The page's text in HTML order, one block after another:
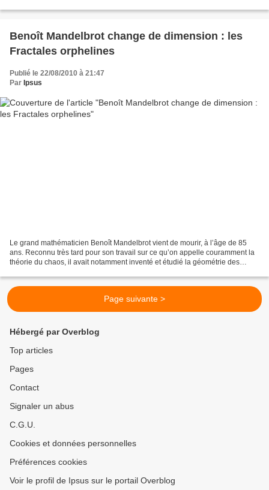
Benoît Mandelbrot change de dimension : les
Fractales orphelines
Publié le 22/08/2010 à 21:47
Par Ipsus
Le grand mathématicien Benoît Mandelbrot vient de mourir, à l’âge de 85
ans. Reconnu très tard pour son travail sur ce qu’on appelle couramment la
théorie du chaos, il avait notamment inventé et étudié la géométrie des
Page suivante >
Hébergé par Overblog
Top articles
Pages
Contact
Signaler un abus
C.G.U.
Cookies et données personnelles
Préférences cookies
Voir le profil de Ipsus sur le portail Overblog